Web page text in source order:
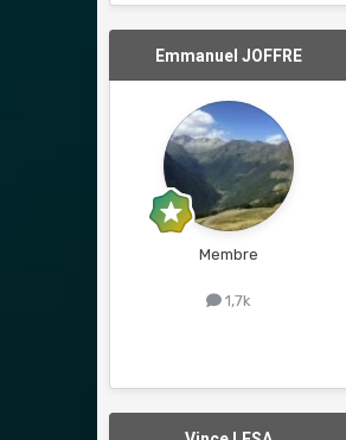
Emmanuel JOFFRE
Membre
1,7k